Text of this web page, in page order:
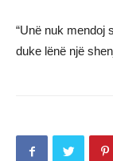
“Unë nuk mendoj
duke lënë një